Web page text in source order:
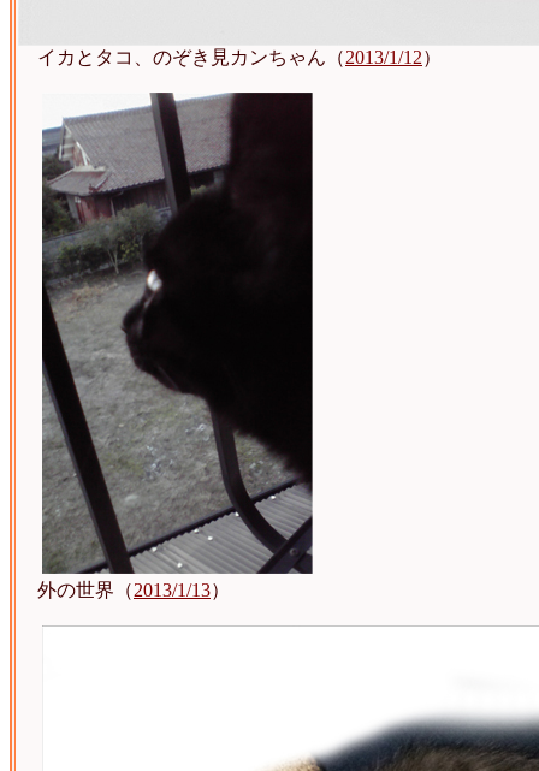
イカとタコ、のぞき見カンちゃん（2013/1/12）
外の世界（2013/1/13）